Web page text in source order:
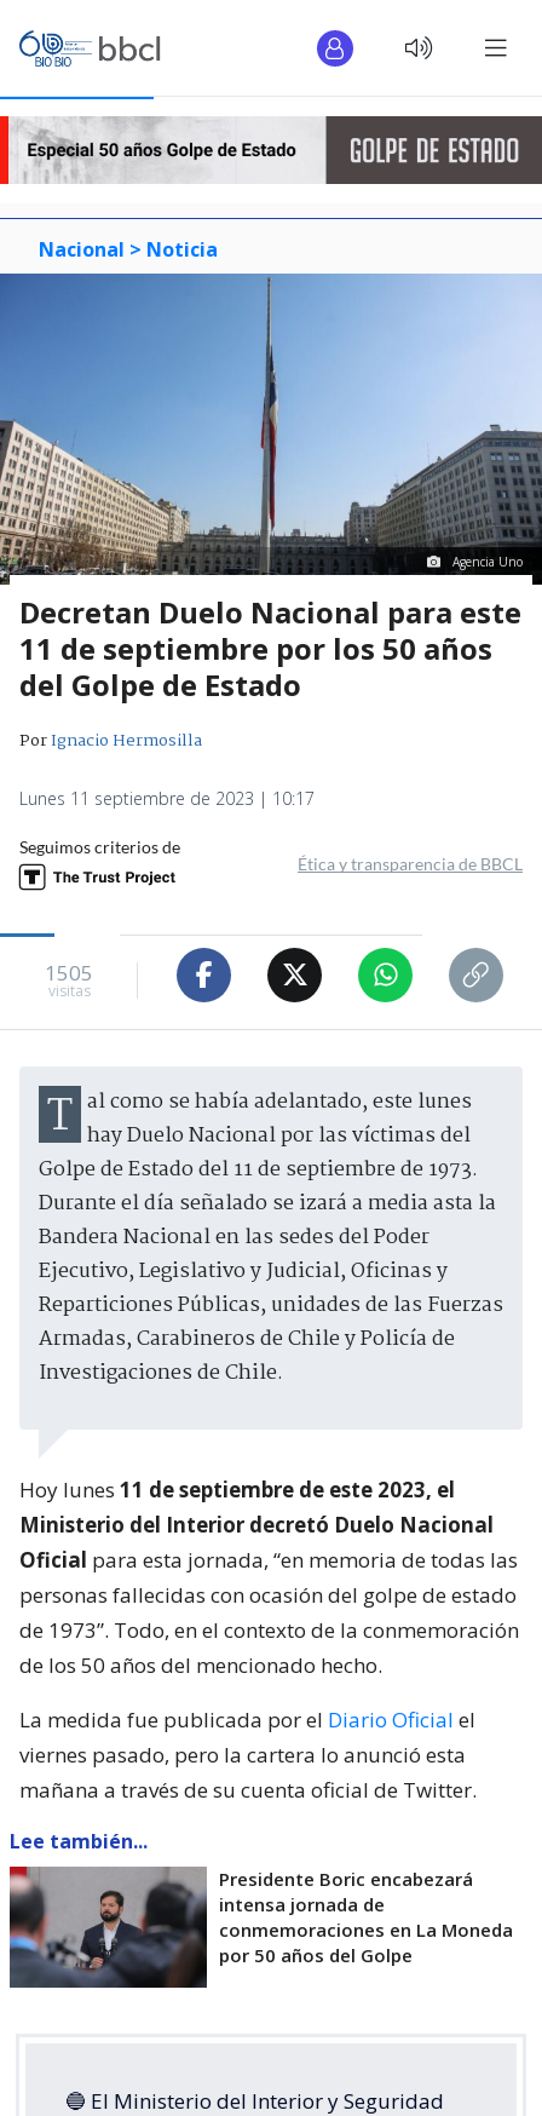
Nacional > Noticia
Agencia Uno
Decretan Duelo Nacional para este
11 de septiembre por los 50 años
del Golpe de Estado
PorIgnacio Hermosilla
Lunes 11 septiembre de 2023 | 10:17
Seguimos criterios de
Ética y transparencia de BBCL
1505
visitas
Tal como se había adelantado, este lunes hay Duelo Nacional por las víctimas del
Golpe de Estado del 11 de septiembre de 1973.
Durante el día señalado se izará a media asta la
Bandera Nacional en las sedes del Poder
Ejecutivo, Legislativo y Judicial, Oficinas y
Reparticiones Públicas, unidades de las Fuerzas
Armadas, Carabineros de Chile y Policía de
Investigaciones de Chile.
Hoy lunes 11 de septiembre de este 2023, el
Ministerio del Interior decretó Duelo Nacional
Oficial para esta jornada, “en memoria de todas las
personas fallecidas con ocasión del golpe de estado
de 1973”. Todo, en el contexto de la conmemoración
de los 50 años del mencionado hecho.
La medida fue publicada por el Diario Oficial el
viernes pasado, pero la cartera lo anunció esta
mañana a través de su cuenta oficial de Twitter.
Lee también...
Presidente Boric encabezará
intensa jornada de
conmemoraciones en La Moneda
por 50 años del Golpe
🔵 El Ministerio del Interior y Seguridad